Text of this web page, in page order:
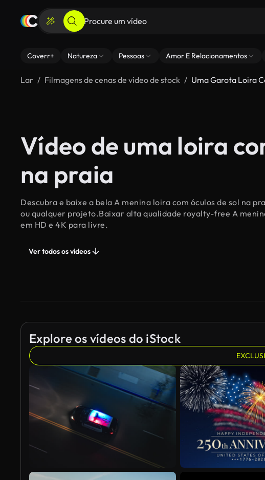
Coverr+ Natureza Pessoas Amor E Relacionamentos
Lar Filmagens de cenas de vídeo de stock Uma Garota Loira
Vídeo de uma loira
na praia
Descubra e baixe a bela A menina loira com óculos de sol na
ou qualquer projeto.Baixar alta qualidade royalty-free A
em HD e 4K para livre.
Ver todos os vídeos
Explore os vídeos do iStock